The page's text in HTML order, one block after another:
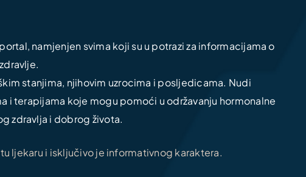
namjenjen svima koji su u potrazi za informacijama o
stanjima, njihovim uzrocima i posljedicama. Nudi
i terapijama koje mogu pomoći u održavanju hormonalne
zdravlja i dobrog života.
ljekaru i isključivo je informativnog karaktera.